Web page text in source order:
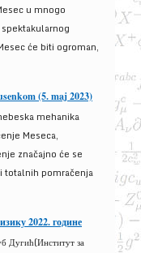
u mnogo
će biti ogroman,
(5. maj 2023)
mehanika
Meseca,
značajno će se
totalnih pomračenja
2022. године
Дугић(Институт за